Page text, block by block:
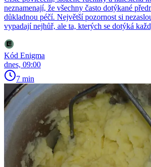
neznamenají, že všechny často dotýkané
důkladnou péčí. Největší pozornost si
vypadají nejhůř, ale ta, kterých se dotýká
Kód Enigma
dnes, 09:00
7 min